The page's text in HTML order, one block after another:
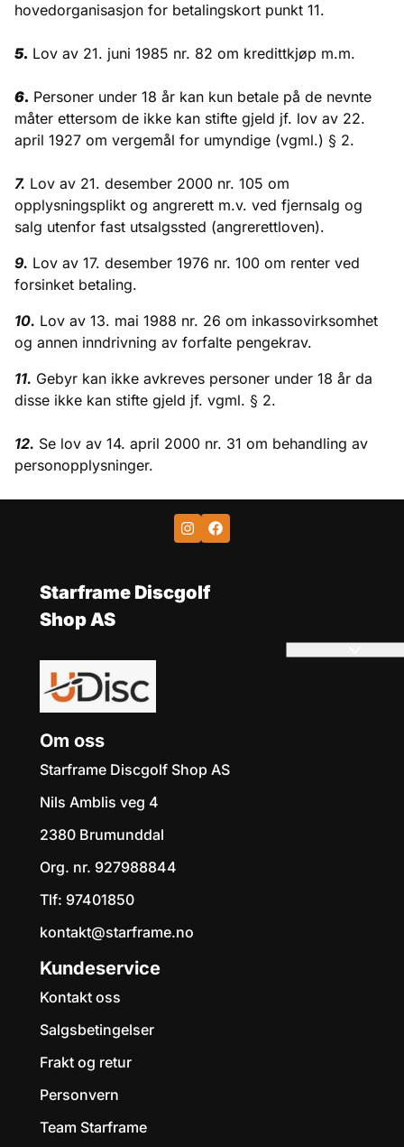
hovedorganisasjon for betalingskort punkt 11.
5. Lov av 21. juni 1985 nr. 82 om kredittkjøp m.m.
6. Personer under 18 år kan kun betale på de nevnte
måter ettersom de ikke kan stifte gjeld jf. lov av 22.
april 1927 om vergemål for umyndige (vgml.) § 2.
7. Lov av 21. desember 2000 nr. 105 om
opplysningsplikt og angrerett m.v. ved fjernsalg og
salg utenfor fast utsalgssted (angrerettloven).
9. Lov av 17. desember 1976 nr. 100 om renter ved
forsinket betaling.
10. Lov av 13. mai 1988 nr. 26 om inkassovirksomhet
og annen inndrivning av forfalte pengekrav.
11. Gebyr kan ikke avkreves personer under 18 år da
disse ikke kan stifte gjeld jf. vgml. § 2.
12. Se lov av 14. april 2000 nr. 31 om behandling av
personopplysninger.
Starframe Discgolf
Shop AS
Om oss
Starframe Discgolf Shop AS
Nils Amblis veg 4
2380 Brumunddal
Org. nr. 927988844
Tlf: 97401850
kontakt@starframe.no
Kundeservice
Kontakt oss
Salgsbetingelser
Frakt og retur
Personvern
Team Starframe